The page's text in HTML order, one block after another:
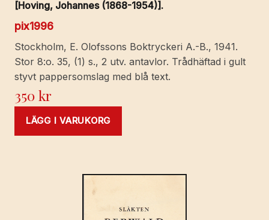
[Hoving, Johannes (1868-1954)].
pix1996
Stockholm, E. Olofssons Boktryckeri A.-B., 1941.
Stor 8:o. 35, (1) s., 2 utv. antavlor. Trådhäftad i gult
styvt pappersomslag med blå text.
350kr
LÄGG I VARUKORG